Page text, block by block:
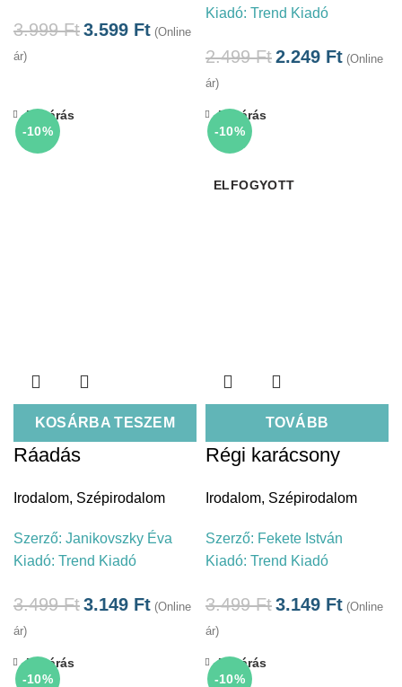
3.999Ft3.599 Ft (Online
ár)
Kiadó: Trend Kiadó
2.499Ft2.249 Ft (Online
ár)
-10%
KOSÁRBA TESZEM
Bezárás
Ráadás
Irodalom, Szépirodalom
Szerző: Janikovszky Éva
Kiadó: Trend Kiadó
3.499Ft3.149 Ft (Online
ár)
-10%
ELFOGYOTT
TOVÁBB
Bezárás
Régi karácsony
Irodalom, Szépirodalom
Szerző: Fekete István
Kiadó: Trend Kiadó
3.499Ft3.149 Ft (Online
ár)
-10%
Bezárás
-10%
Bezárás